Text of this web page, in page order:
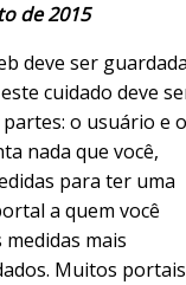
de 2015
deve ser
cuidado deve
o usuário e o
nada que você,
para ter uma
a quem você
mais
Muitos portais